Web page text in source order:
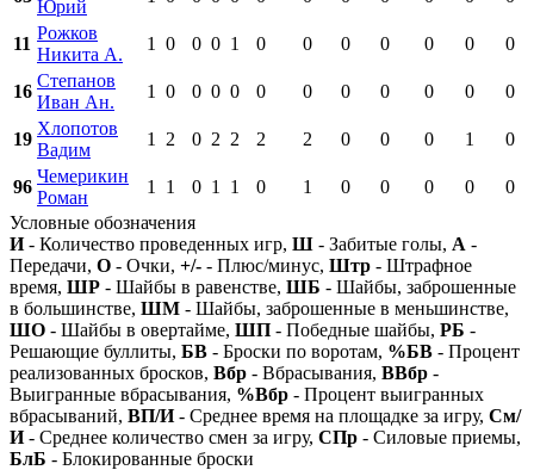
Юрий
11
Рожков
Никита А.
1 0 0 0 1 0 0 0 0 0 0 0
16
Степанов
Иван Ан.
1 0 0 0 0 0 0 0 0 0 0 0
19
Хлопотов
Вадим
1 2 0 2 2 2 2 0 0 0 1 0
96
Чемерикин
Роман
1 1 0 1 1 0 1 0 0 0 0
0
Условные обозначения
И- Количество проведенных игр, Ш - Забитые голы, А -
Передачи, О - Очки, +/- - Плюс/минус, Штр - Штрафное
время, ШР - Шайбы в равенстве, ШБ - Шайбы, заброшенные
в большинстве, ШМ - Шайбы, заброшенные в меньшинстве,
ШО - Шайбы в овертайме, ШП - Победные шайбы, РБ -
Решающие буллиты, БВ - Броски по воротам, %БВ - Процент
реализованных бросков, Вбр - Вбрасывания, ВВбр -
Выигранные вбрасывания, %Вбр - Процент выигранных
вбрасываний, ВП/И- Среднее время на площадке за игру, См/
И- Среднее количество смен за игру, СПр - Силовые приемы,
БлБ - Блокированные броски